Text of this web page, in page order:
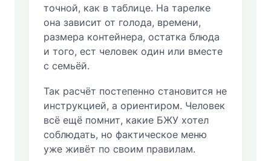
точной, как в таблице. На тарелке
она зависит от голода, времени,
размера контейнера, остатка блюда
и того, ест человек один или вместе
с семьёй.
Так расчёт постепенно становится не
инструкцией, а ориентиром. Человек
всё ещё помнит, какие БЖУ хотел
соблюдать, но фактическое меню
уже живёт по своим правилам.